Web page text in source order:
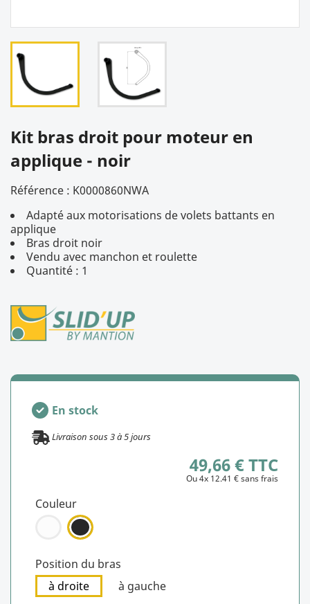
Kit bras droit pour moteur en
applique - noir
Référence : K0000860NWA
Adapté aux motorisations de volets battants en
applique
Bras droit noir
Vendu avec manchon et roulette
Quantité : 1
En stock
Livraison sous3à5jours
49,66 € TTC
Ou 4x 12.41 € sans frais
Couleur
Position du bras
à droite
à gauche